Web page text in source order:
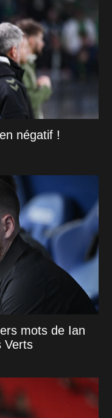
négatif !
mots de Ian
Verts